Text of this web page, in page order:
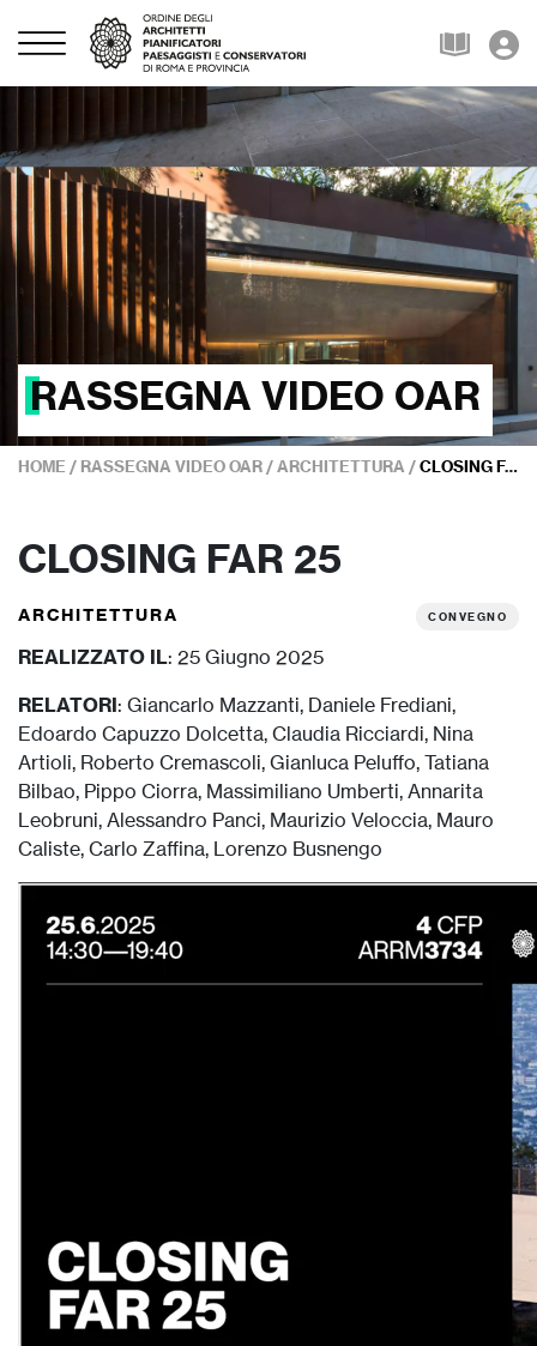
RASSEGNA VIDEO OAR
HOME / RASSEGNA VIDEO OAR /ARCHITETTURA /CLOSING FAR 25
CLOSING FAR 25
ARCHITETTURA CONVEGNO
REALIZZATO IL: 25 Giugno 2025
RELATORI: Giancarlo Mazzanti, Daniele Frediani,
Edoardo Capuzzo Dolcetta, Claudia Ricciardi, Nina
Artioli, Roberto Cremascoli, Gianluca Peluffo, Tatiana
Bilbao, Pippo Ciorra, Massimiliano Umberti, Annarita
Leobruni, Alessandro Panci, Maurizio Veloccia, Mauro
Caliste, Carlo Zaffina, Lorenzo Busnengo